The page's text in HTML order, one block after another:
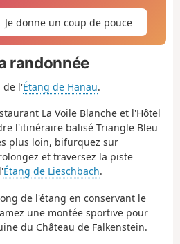
Je donne un coup de pouce
randonnée
de l'Étang de Hanau.
La Voile Blanche et l'Hôtel
l'itinéraire balisé Triangle Bleu
plus loin, bifurquez sur
et traversez la piste
Étang de Lieschbach.
de l'étang en conservant le
une montée sportive pour
du Château de Falkenstein.